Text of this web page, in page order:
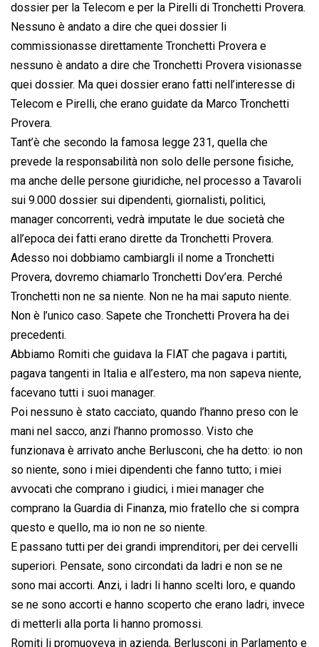
dossier per la Telecom e per la Pirelli di Tronchetti Provera.
Nessuno è andato a dire che quei dossier li
commissionasse direttamente Tronchetti Provera e
nessuno è andato a dire che Tronchetti Provera visionasse
quei dossier. Ma quei dossier erano fatti nell’interesse di
Telecom e Pirelli, che erano guidate da Marco Tronchetti
Provera.
Tant’è che secondo la famosa legge 231, quella che
prevede la responsabilità non solo delle persone fisiche,
ma anche delle persone giuridiche, nel processo a Tavaroli
sui 9.000 dossier sui dipendenti, giornalisti, politici,
manager concorrenti, vedrà imputate le due società che
all’epoca dei fatti erano dirette da Tronchetti Provera.
Adesso noi dobbiamo cambiargli il nome a Tronchetti
Provera, dovremo chiamarlo Tronchetti Dov’era. Perché
Tronchetti non ne sa niente. Non ne ha mai saputo niente.
Non è l’unico caso. Sapete che Tronchetti Provera ha dei
precedenti.
Abbiamo Romiti che guidava la FIAT che pagava i partiti,
pagava tangenti in Italia e all’estero, ma non sapeva niente,
facevano tutti i suoi manager.
Poi nessuno è stato cacciato, quando l’hanno preso con le
mani nel sacco, anzi l’hanno promosso. Visto che
funzionava è arrivato anche Berlusconi, che ha detto: io non
so niente, sono i miei dipendenti che fanno tutto; i miei
avvocati che comprano i giudici, i miei manager che
comprano la Guardia di Finanza, mio fratello che si compra
questo e quello, ma io non ne so niente.
E passano tutti per dei grandi imprenditori, per dei cervelli
superiori. Pensate, sono circondati da ladri e non se ne
sono mai accorti. Anzi, i ladri li hanno scelti loro, e quando
se ne sono accorti e hanno scoperto che erano ladri, invece
di metterli alla porta li hanno promossi.
Romiti li promuoveva in azienda, Berlusconi in Parlamento e